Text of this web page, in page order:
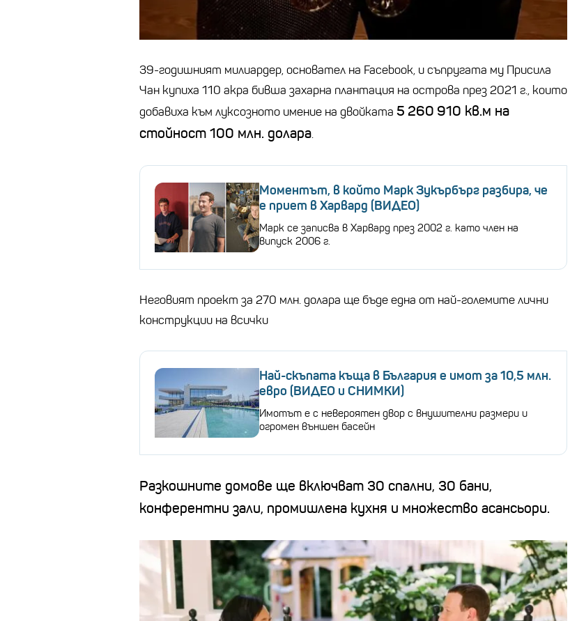
39-годишният милиардер, основател на Facebook, и съпругата му Присила
Чан купиха 110 акра бивша захарна плантация на острова през 2021 г., които
добавиха към луксозното имение на двойката 5 260 910 кв.м на
стойност 100 млн. долара.
Моментът, в който Марк Зукърбърг разбира, че
е приет в Харвард (ВИДЕО)
Марк се записва в Харвард през 2002 г. като член на
випуск 2006 г.
Неговият проект за 270 млн. долара ще бъде една от най-големите лични
конструкции на всички
Най-скъпата къща в България е имот за 10,5 млн.
евро (ВИДЕО и СНИМКИ)
Имотът е с невероятен двор с внушителни размери и
огромен външен басейн
Разкошните домове ще включват 30 спални, 30 бани,
конферентни зали, промишлена кухня и множество асансьори.